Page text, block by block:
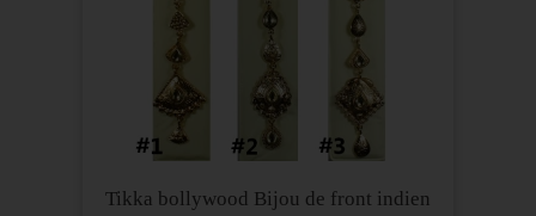
Tikka bollywood Bijou de front indien